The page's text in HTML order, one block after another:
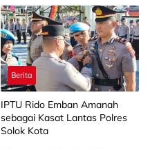
Berita
IPTU Rido Emban Amanah
sebagai Kasat Lantas Polres
Solok Kota